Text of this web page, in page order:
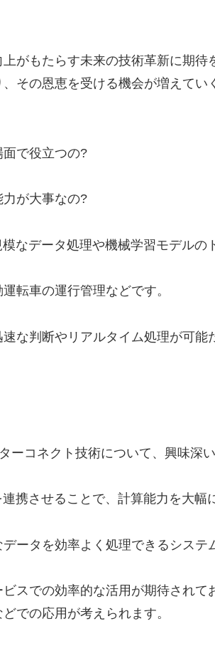
がもたらす未来の技術革新に期待
その恩恵を受ける機会が増えてい
で役立つの?
が大事なの?
なデータ処理や機械学習モデルの
転車の運行管理などです。
な判断やリアルタイム処理が可能
ーコネクト技術について、興味深い
携させることで、計算能力を大幅
ータを効率よく処理できるシステ
スでの効率的な活用が期待されて
での応用が考えられます。